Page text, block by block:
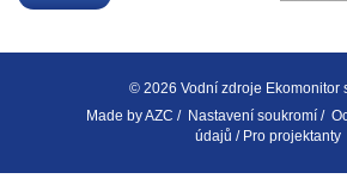
© 2026 Vodní zdroje Ekomonitor
Made byAZC / Nastavení soukromí/
údajů / Pro projektanty